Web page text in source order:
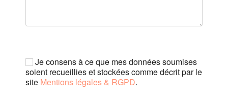
Je consens à ce que mes données soumises
soient recueillies et stockées comme décrit par le
site Mentions légales & RGPD.